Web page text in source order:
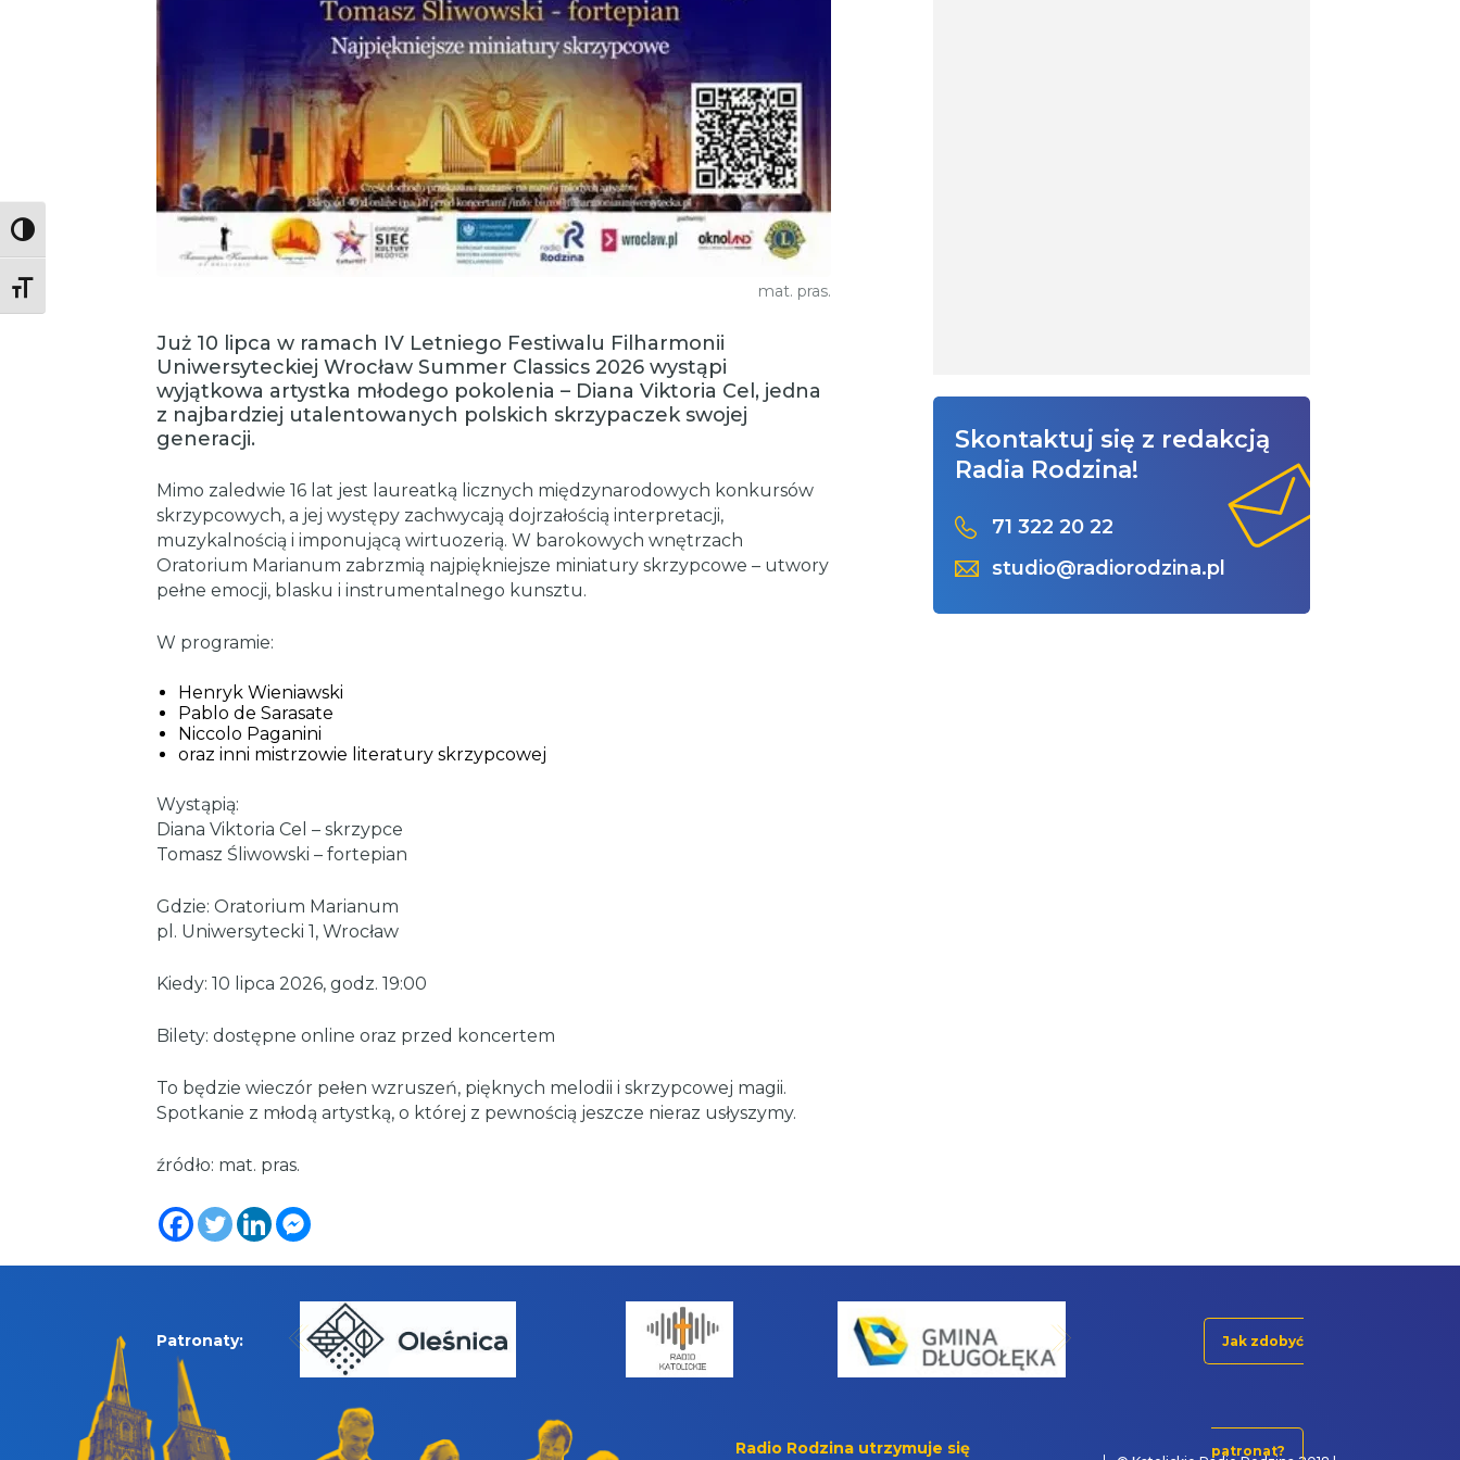
Toggle High Contrast
Toggle Font size mat. pras.
Już 10 lipca w ramach IV Letniego Festiwalu Filharmonii
Uniwersyteckiej Wrocław Summer Classics 2026 wystąpi
wyjątkowa artystka młodego pokolenia – Diana Viktoria Cel, jedna
z najbardziej utalentowanych polskich skrzypaczek swojej
generacji.
Mimo zaledwie 16 lat jest laureatką licznych międzynarodowych konkursów
skrzypcowych, a jej występy zachwycają dojrzałością interpretacji,
muzykalnością i imponującą wirtuozerią. W barokowych wnętrzach
Oratorium Marianum zabrzmią najpiękniejsze miniatury skrzypcowe – utwory
pełne emocji, blasku i instrumentalnego kunsztu.
W programie:
Henryk Wieniawski
Pablo de Sarasate
Niccolo Paganini
oraz inni mistrzowie literatury skrzypcowej
Wystąpią:
Diana Viktoria Cel – skrzypce
Tomasz Śliwowski – fortepian
Gdzie: Oratorium Marianum
pl. Uniwersytecki 1, Wrocław
Kiedy: 10 lipca 2026, godz. 19:00
Bilety: dostępne online oraz przed koncertem
To będzie wieczór pełen wzruszeń, pięknych melodii i skrzypcowej magii.
Spotkanie z młodą artystką, o której z pewnością jeszcze nieraz usłyszymy.
źródło: mat. pras.
Skontaktuj się z redakcją
Radia Rodzina!
71 322 20 22
studio@radiorodzina.pl
Patronaty: Jak zdobyć
patronat?
Radio Rodzina utrzymuje się